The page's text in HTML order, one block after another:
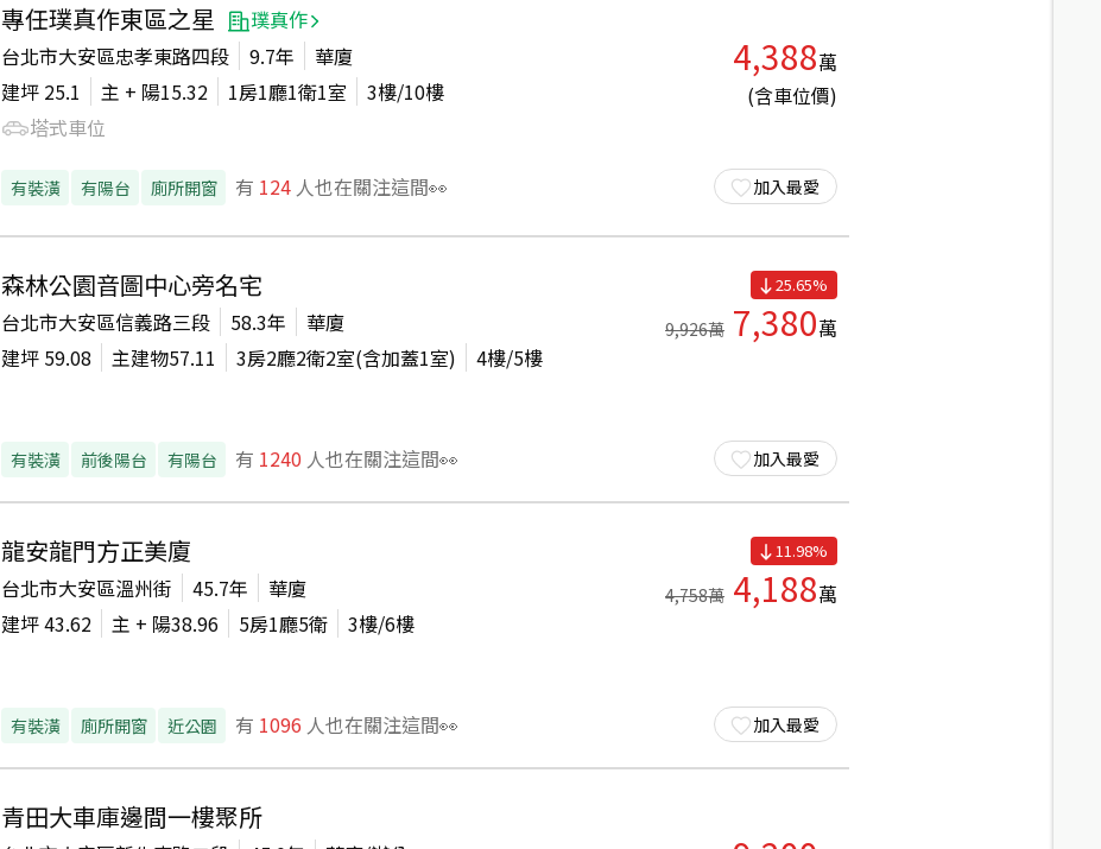
專任璞真作東區之星
璞真作
台北市大安區忠孝東路四段
9.7年
華廈
建坪 25.1 主 + 陽15.32 1房1廳1衛1室 3樓/10樓
塔式車位
有裝潢 有陽台 廁所開窗 有 124 人也在關注這間👀
4,388萬
(含車位價)
加入最愛
森林公園音圖中心旁名宅
台北市大安區信義路三段 58.3年
華廈
建坪 59.08 主建物57.11 3房2廳2衛2室(含加蓋1室) 4樓/5樓
有裝潢 前後陽台 有陽台 有 1240 人也在關注這間👀
25.65%
9,926萬 7,380萬
加入最愛
龍安龍門方正美廈
台北市大安區溫州街 45.7年
華廈
建坪43.62 主 + 陽38.96 5房1廳5衛 3樓/6樓
有裝潢 廁所開窗 近公園 有 1096 人也在關注這間👀
11.98%
4,758萬 4,188萬
加入最愛
青田大車庫邊間一樓聚所